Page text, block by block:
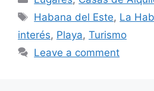
Tags
Habana del Este, La
interés, Playa, Turismo
Leave a comment